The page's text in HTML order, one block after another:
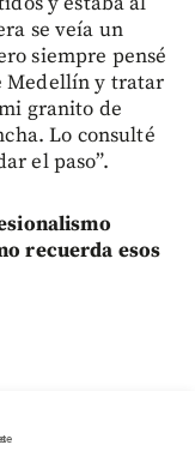
se veía un
siempre pensé
Medellín y tratar
granito de
Lo consulté
el paso”.
recuerda esos